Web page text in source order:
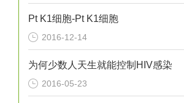
Pt K1细胞-Pt K1细胞
2016-12-14
为何少数人天生就能控制HIV感染
2016-05-23